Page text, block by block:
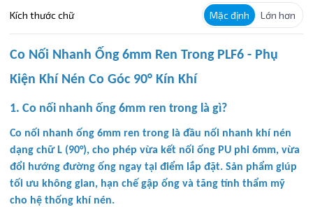
Kích thước chữ Mặc định Lớn hơn
Co Nối Nhanh Ống 6mm Ren Trong PLF6 - Phụ
Kiện Khí Nén Co Góc 90° Kín Khí
1. Co nối nhanh ống 6mm ren trong là gì?
Co nối nhanh ống 6mm ren trong là đầu nối nhanh khí nén
dạng chữ L (90°), cho phép vừa kết nối ống PU phi 6mm, vừa
đổi hướng đường ống ngay tại điểm lắp đặt. Sản phẩm giúp
tối ưu không gian, hạn chế gập ống và tăng tính thẩm mỹ
cho hệ thống khí nén.